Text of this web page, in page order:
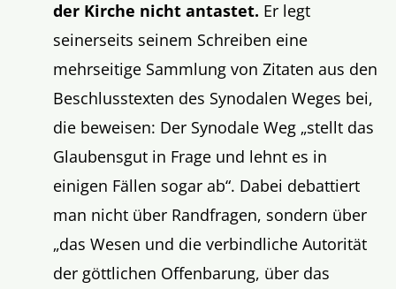
der Kirche nicht antastet. Er legt
seinerseits seinem Schreiben eine
mehrseitige Sammlung von Zitaten aus den
Beschlusstexten des Synodalen Weges bei,
die beweisen: Der Synodale Weg „stellt das
Glaubensgut in Frage und lehnt es in
einigen Fällen sogar ab“. Dabei debattiert
man nicht über Randfragen, sondern über
„das Wesen und die verbindliche Autorität
der göttlichen Offenbarung, über das